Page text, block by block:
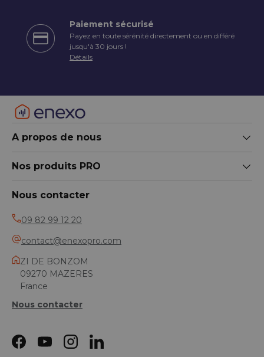
Paiement sécurisé
Payez en toute sérénité directement ou en différé
jusqu'à 30 jours !
Détails
A propos de nous
Nos produits PRO
Nous contacter
09 82 99 12 20
contact@enexopro.com
ZI DE BONZOM
09270 MAZERES
France
Nous contacter
Facebook
YouTubeInstagramLinkedIn